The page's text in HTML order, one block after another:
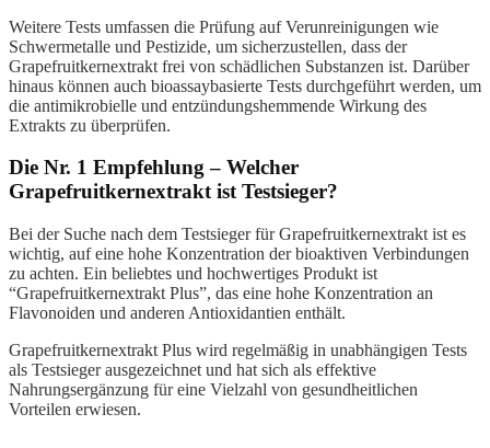
Weitere Tests umfassen die Prüfung auf Verunreinigungen wie
Schwermetalle und Pestizide, um sicherzustellen, dass der
Grapefruitkernextrakt frei von schädlichen Substanzen ist. Darüber
hinaus können auch bioassaybasierte Tests durchgeführt werden, um
die antimikrobielle und entzündungshemmende Wirkung des
Extrakts zu überprüfen.
Die Nr. 1 Empfehlung – Welcher
Grapefruitkernextrakt ist Testsieger?
Bei der Suche nach dem Testsieger für Grapefruitkernextrakt ist es
wichtig, auf eine hohe Konzentration der bioaktiven Verbindungen
zu achten. Ein beliebtes und hochwertiges Produkt ist
“Grapefruitkernextrakt Plus”, das eine hohe Konzentration an
Flavonoiden und anderen Antioxidantien enthält.
Grapefruitkernextrakt Plus wird regelmäßig in unabhängigen Tests
als Testsieger ausgezeichnet und hat sich als effektive
Nahrungsergänzung für eine Vielzahl von gesundheitlichen
Vorteilen erwiesen.